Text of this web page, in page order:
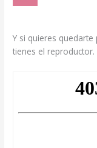
Y si quieres
tienes el reproductor.